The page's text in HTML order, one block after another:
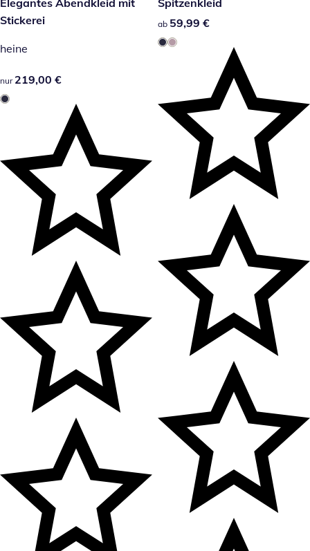
219,00 €
Elegantes Abendkleid mit
Stickerei
heine
219,00 €
nur 219,00 €
59,99 €
Spitzenkleid
59,99 €
ab 59,99 €